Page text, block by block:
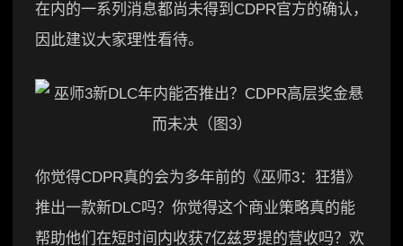
在内的一系列消息都尚未得到CDPR官方的确认，
因此建议大家理性看待。
你觉得CDPR真的会为多年前的《巫师3：狂猎》
推出一款新DLC吗？你觉得这个商业策略真的能
帮助他们在短时间内收获7亿兹罗提的营收吗？欢